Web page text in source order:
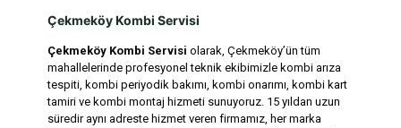
Çekmeköy Kombi Servisi
Çekmeköy Kombi Servisi olarak, Çekmeköy’ün tüm
mahallelerinde profesyonel teknik ekibimizle kombi arıza
tespiti, kombi periyodik bakımı, kombi onarımı, kombi kart
tamiri ve kombi montaj hizmeti sunuyoruz. 15 yıldan uzun
süredir aynı adreste hizmet veren firmamız, her marka